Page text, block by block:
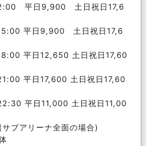
平日9,900 土日祝日17,6
平日9,900 土日祝日17,6
平日12,650 土日祝日17,60
平日17,600 土日祝日17,60
平日11,000 土日祝日11,00
ブアリーナ全面の場合)